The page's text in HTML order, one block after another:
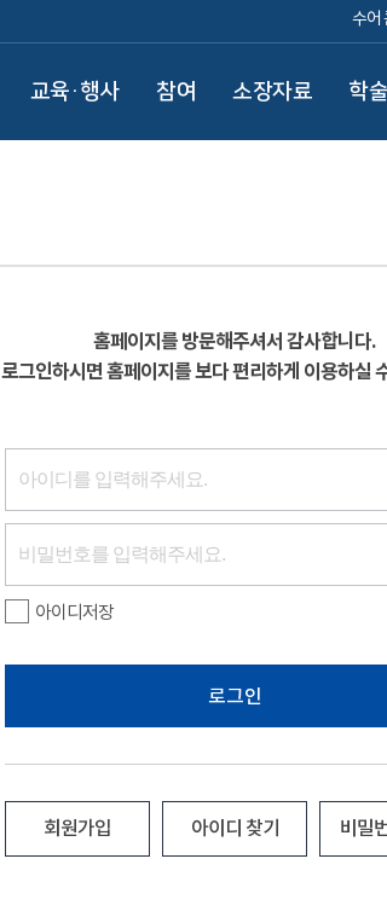
수어
교육·행사 참여 소장자료 학술
홈페이지를 방문해주셔서 감사합니다.
로그인하시면 홈페이지를 보다 편리하게 이용하실
아이디저장
로그인
회원가입 아이디 찾기 비밀